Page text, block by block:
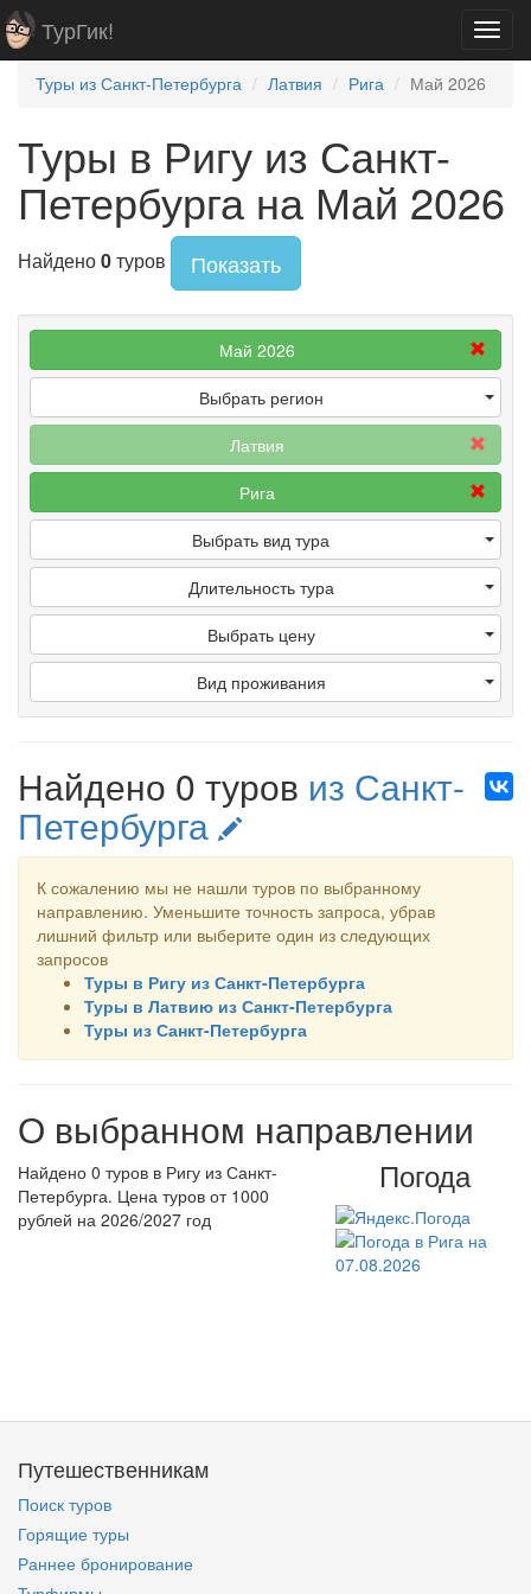
ТурГик!
Туры из Санкт-Петербурга Латвия Рига Май 2026
Туры в Ригу из Санкт-
Петербурга на Май 2026
Найдено0туров Показать
Май 2026
Выбрать регион
Латвия
Рига
Выбрать вид тура
Длительность тура
Выбрать цену
Вид проживания
Найдено 0 туров из Санкт-
Петербурга
К сожалению мы не нашли туров по выбранному
направлению. Уменьшите точность запроса, убрав
лишний фильтр или выберите один из следующих
запросов
Туры в Ригу из Санкт-Петербурга
Туры в Латвию из Санкт-Петербурга
Туры из Санкт-Петербурга
О выбранном направлении
Погода
Найдено 0 туров в Ригу из Санкт-
Петербурга. Цена туров от 1000
рублей на 2026/2027 год
Путешественникам
Поиск туров
Горящие туры
Раннее бронирование